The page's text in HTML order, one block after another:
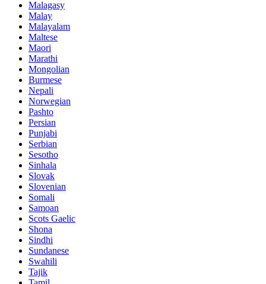
Malagasy
Malay
Malayalam
Maltese
Maori
Marathi
Mongolian
Burmese
Nepali
Norwegian
Pashto
Persian
Punjabi
Serbian
Sesotho
Sinhala
Slovak
Slovenian
Somali
Samoan
Scots Gaelic
Shona
Sindhi
Sundanese
Swahili
Tajik